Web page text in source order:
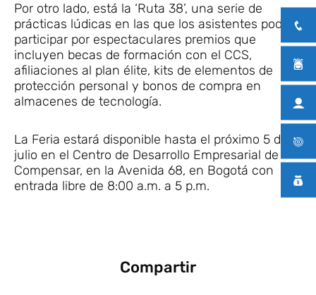
Por otro lado, está la ‘Ruta 38’, una serie de
prácticas lúdicas en las que los asistentes podrán
participar por espectaculares premios que
incluyen becas de formación con el CCS,
afiliaciones al plan élite, kits de elementos de
protección personal y bonos de compra en
almacenes de tecnología.
La Feria estará disponible hasta el próximo 5 de
julio en el Centro de Desarrollo Empresarial de
Compensar, en la Avenida 68, en Bogotá con
entrada libre de 8:00 a.m. a 5 p.m.
Compartir